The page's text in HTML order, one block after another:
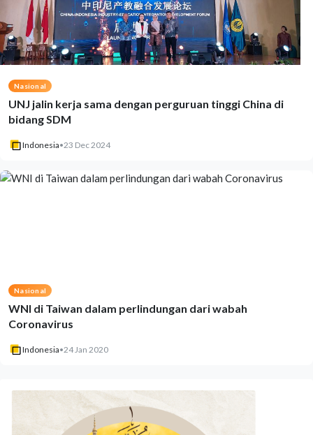
Nasional
UNJ jalin kerja sama dengan perguruan tinggi China di
bidang SDM
Indonesia•23 Dec 2024
Nasional
WNI di Taiwan dalam perlindungan dari wabah
Coronavirus
Indonesia•24 Jan 2020